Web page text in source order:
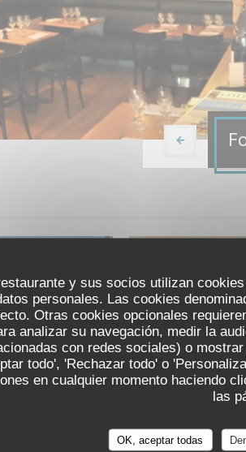
y sus socios utilizan
personales. Las cookies
Otras cookies opcionales
analizar su navegación, medir la
con redes sociales) o
todo', 'Rechazar todo' o
en cualquier momento haciendo
las
OK, aceptar todas